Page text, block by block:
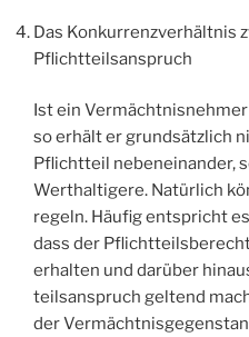
Das Kon­kur­renz­ver­hält­nis
Pflichtteilsanspruch
Ist ein
so erhält er grund­sätz­lich
Pflicht­teil neben­ein­an­der,
Wert­hal­ti­ge­re. Natür­lich
regeln. Häu­fig ent­spricht
dass der
erhal­ten und dar­über
teils­an­spruch gel­tend
der